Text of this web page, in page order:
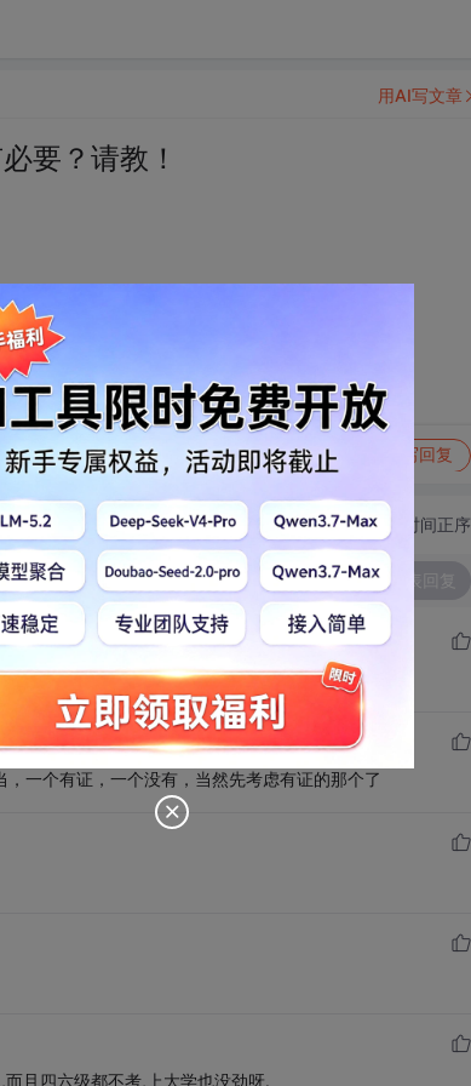
要？请教！
动态 举报 写回复
用AI写文章
切换为时间正序
发表回复
一个有证，一个没有，当然先考虑有证的那个了
且四六级都不考,上大学也没劲呀.